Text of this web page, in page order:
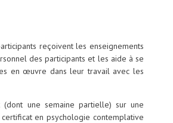
reçoivent les enseignements
des participants et les aide à se
en œuvre dans leur travail avec les
une semaine partielle) sur une
en psychologie contemplative